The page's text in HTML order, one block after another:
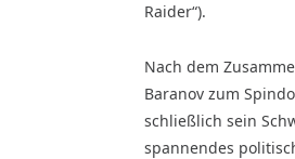
Raider“).
Nach dem
Baranov zum
schließlich sein
spannendes